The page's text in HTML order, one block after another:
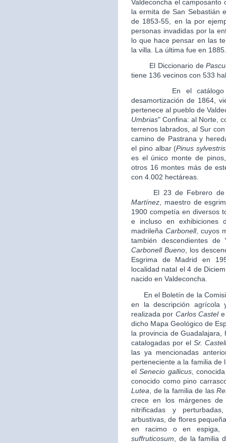
Valdeconcha el
la ermita de San Sebastián
de 1853-55, en la por
personas invadidas por la
lo que hace pensar en las
la villa. La última fue en 1885.
El Diccionario de
tiene 136 vecinos con 533
En el catálogo de
desamortización de 1864,
pertenece al pueblo de
Umbrias" Confina: al Norte,
terrenos labrados, al Sur
camino de Pastrana y
el pino albar (Pinus
es el único monte de
otros 16 montes más de
con 4.002 hectáreas.
El 23 de Febrero de
Martínez, maestro de
1900 competía en diversos
e incluso en exhibiciones
madrileña Carbonell, cuyos
también descendientes
Carbonell Bueno, los
Esgrima de Madrid en
localidad natal el 4 de
nacido en Valdeconcha.
En el Boletín de la
en la descripción agrícola
realizada por Carlos Castele
dicho Mapa Geológico de
la provincia de
catalogadas por elSr.
las ya mencionadas
perteneciente a la familia de
elSenecio gallicus,
conocido como pino
Lutea , de la familia de las
crece en los márgenes
nitrificadas y
arbustivas, de flores
en racimo o en
suffruticosum , de la familia